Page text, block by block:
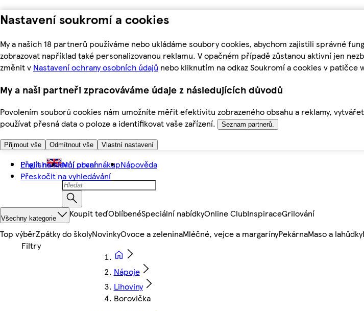
Nastavení soukromí a cookies
My a našich 18 partnerů používáme nebo ukládáme soubory cookies, abychom zajistili správné
zobrazovat například také personalizovanou reklamu. V opačném případě zůstanou aktivní jen
změnit v Nastavení ochrany osobních údajů nebo kliknutím na odkaz Soukromí a cookies v patičce
My a naši partneři zpracováváme údaje z následujících důvodů
Povolením souborů cookies nám umožníte měřit efektivitu zobrazeného obsahu a reklamy,
používat přesná data o poloze a identifikovat vaše zařízení.
Seznam partnerů.
Přijmout vše Odmítnout vše Vlastní nastavení
Přejít na hlavní obsah
Přeskočit na vyhledávání
English Můj první nákupNápověda
Všechny kategorie Koupit teďOblíbenéSpeciální nabídkyOnline ClubInspiraceGrilování
Top výběrZpátky do školyNovinkyOvoce a zeleninaMléčné, vejce a margarínyPekárnaMaso a lahůdky
Nápoje
Lihoviny
Borovička